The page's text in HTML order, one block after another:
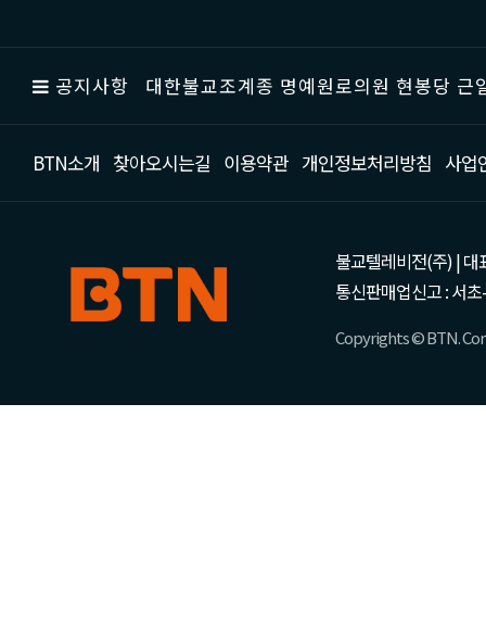
공지사항 대한불교조계종 명예원로의원 현봉당
BTN소개 찾아오시는길 이용약관 개인정보처리방침 사업
불교텔레비전(주) | 대
통신판매업신고 : 서
Copyrights © BTN.